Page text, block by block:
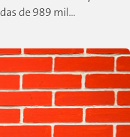
de 989 mil...